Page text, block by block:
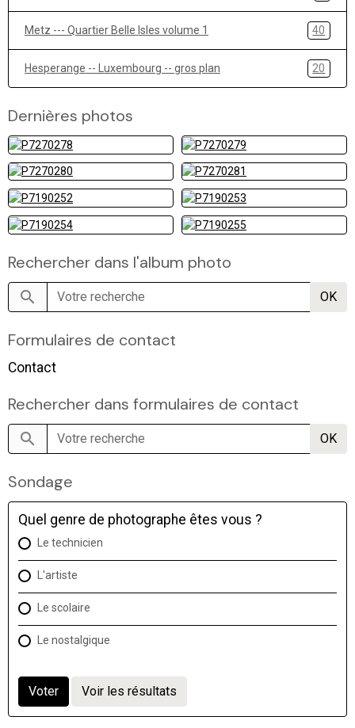
Metz --- Quartier Belle Isles volume 1 40
Hesperange -- Luxembourg -- gros plan 20
Dernières photos
Rechercher dans l'album photo
OK
Formulaires de contact
Contact
Rechercher dans formulaires de contact
OK
Sondage
Quel genre de photographe êtes vous ?
Le technicien
L'artiste
Le scolaire
Le nostalgique
Voter Voir les résultats